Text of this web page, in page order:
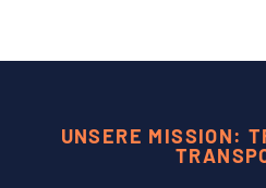
UNSERE MISSION: